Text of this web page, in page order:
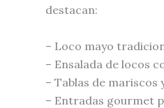
destacan:
– Loco mayo
– Ensalada de locos
– Tablas de mariscos
– Entradas gourmet